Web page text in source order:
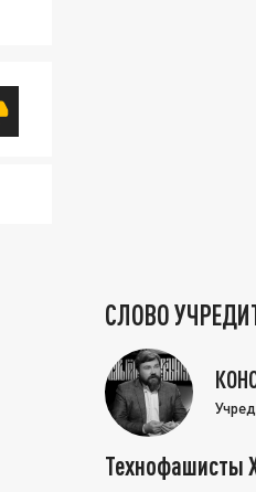
СЛОВО
Технофашисты